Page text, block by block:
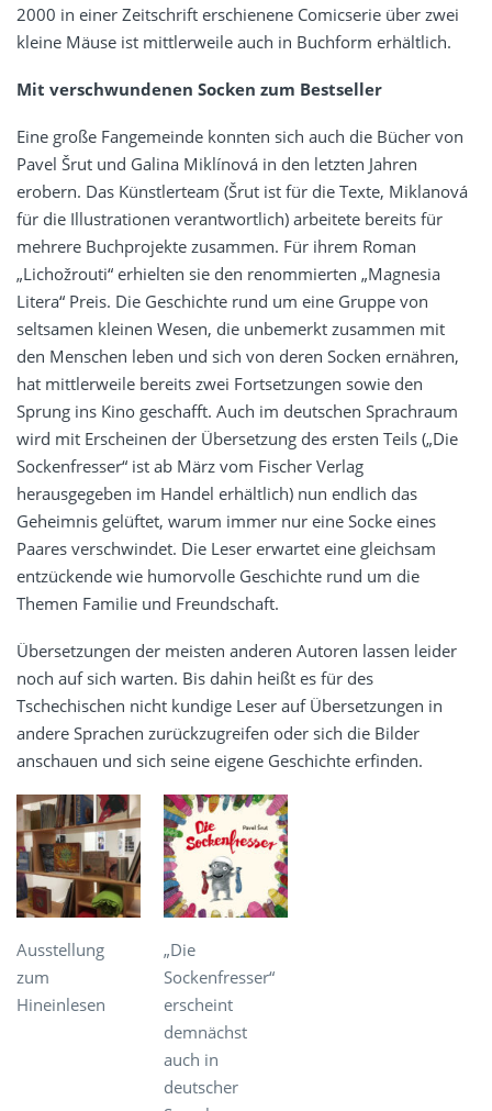
2000 in einer Zeitschrift erschienene Comicserie über zwei
kleine Mäuse ist mittlerweile auch in Buchform erhältlich.
Mit verschwundenen Socken zum Bestseller
Eine große Fangemeinde konnten sich auch die Bücher von
Pavel Šrut und Galina Miklínová in den letzten Jahren
erobern. Das Künstlerteam (Šrut ist für die Texte, Miklanová
für die Illustrationen verantwortlich) arbeitete bereits für
mehrere Buchprojekte zusammen. Für ihrem Roman
„Lichožrouti“ erhielten sie den renommierten „Magnesia
Litera“ Preis. Die Geschichte rund um eine Gruppe von
seltsamen kleinen Wesen, die unbemerkt zusammen mit
den Menschen leben und sich von deren Socken ernähren,
hat mittlerweile bereits zwei Fortsetzungen sowie den
Sprung ins Kino geschafft. Auch im deutschen Sprachraum
wird mit Erscheinen der Übersetzung des ersten Teils („Die
Sockenfresser“ ist ab März vom Fischer Verlag
herausgegeben im Handel erhältlich) nun endlich das
Geheimnis gelüftet, warum immer nur eine Socke eines
Paares verschwindet. Die Leser erwartet eine gleichsam
entzückende wie humorvolle Geschichte rund um die
Themen Familie und Freundschaft.
Übersetzungen der meisten anderen Autoren lassen leider
noch auf sich warten. Bis dahin heißt es für des
Tschechischen nicht kundige Leser auf Übersetzungen in
andere Sprachen zurückzugreifen oder sich die Bilder
anschauen und sich seine eigene Geschichte erfinden.
Ausstellung
zum
Hineinlesen
„Die
Sockenfresser“
erscheint
demnächst
auch in
deutscher